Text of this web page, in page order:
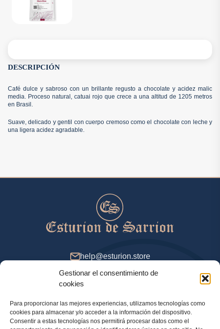
Gestionar el consentimiento de
cookies
Para proporcionar las mejores experiencias, utilizamos tecnologías como
cookies para almacenar y/o acceder a la información del dispositivo.
Consentir a estas tecnologías nos permitirá procesar datos como el
DESCRIPCIÓN
Café dulce y sabroso con un brillante regusto a chocolate y acidez malic
media. Proceso natural, catuai rojo que crece a una altitud de 1205 metros
en Brasil.
Suave, delicado y gentil con cuerpo cremoso como el chocolate con leche y
una ligera acidez agradable.
help@esturion.store
De 9 a 18 (GMT+2), días de entresemana
Método de pago